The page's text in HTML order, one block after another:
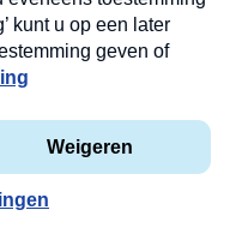
MAX
op onze
in uw